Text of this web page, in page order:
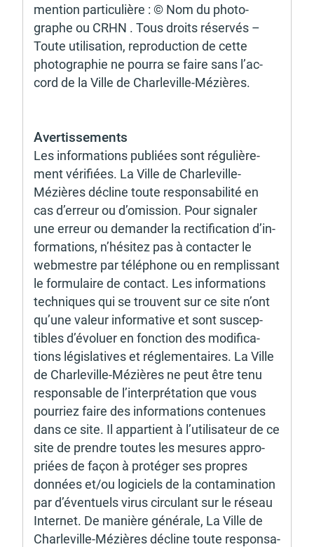
Pré-déclarer un sinistre Mon logement sécurisé
mention parti­cu­lière : © Nom du photo­
graphe ou CRHN . Tous droits réser­vés –
Toute utili­sa­tion, repro­duc­tion de cette
photo­gra­phie ne pourra se faire sans l’ac­
cord de la Ville de Char­le­ville-Mézières.
Aver­tis­se­ments
Les infor­ma­tions publiées sont régu­liè­re­
ment véri­fiées. La Ville de Char­le­ville-
Mézières décline toute respon­sa­bi­lité en
cas d’er­reur ou d’omis­sion. Pour signa­ler
une erreur ou deman­der la recti­fi­ca­tion d’in­
for­ma­tions, n’hé­si­tez pas à contac­ter le
webmestre par télé­phone ou en remplis­sant
le formu­laire de contact. Les infor­ma­tions
tech­niques qui se trouvent sur ce site n’ont
qu’une valeur infor­ma­tive et sont suscep­
tibles d’évo­luer en fonc­tion des modi­fi­ca­
tions légis­la­tives et régle­men­taires. La Ville
de Char­le­ville-Mézières ne peut être tenu
respon­sable de l’in­ter­pré­ta­tion que vous
pour­riez faire des infor­ma­tions conte­nues
dans ce site. Il appar­tient à l’uti­li­sa­teur de ce
site de prendre toutes les mesures appro­
priées de façon à proté­ger ses propres
données et/ou logi­ciels de la conta­mi­na­tion
par d’éven­tuels virus circu­lant sur le réseau
Inter­net. De manière géné­rale, La Ville de
Char­le­ville-Mézières décline toute respon­sa­